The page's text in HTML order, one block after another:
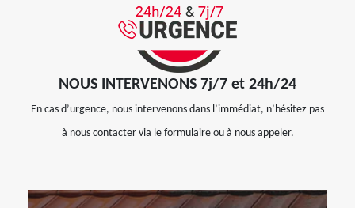
NOUS INTERVENONS 7j/7 et 24h/24
En cas d’urgence, nous intervenons dans l’immédiat, n’hésitez pas
à nous contacter via le formulaire ou à nous appeler.